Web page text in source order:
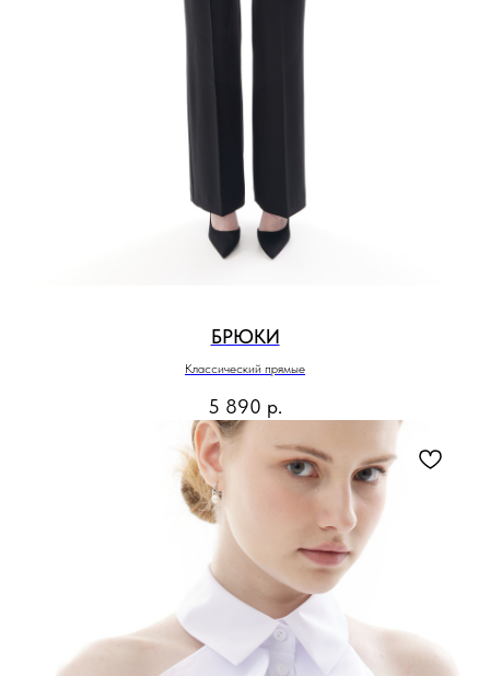
БРЮКИ
Классический прямые
5 890 р.